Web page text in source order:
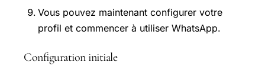
Vous pouvez maintenant configurer votre
profil et commencer à utiliser WhatsApp.
Configuration initiale